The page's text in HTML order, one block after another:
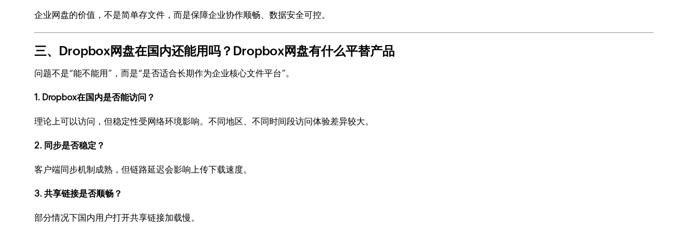
企业网盘的价值，不是简单存文件，而是保障企业协作顺畅、数据安全可控。
三、Dropbox网盘在国内还能用吗？Dropbox网盘有什么平替产品
问题不是“能不能用”，而是“是否适合长期作为企业核心文件平台”。
1. Dropbox在国内是否能访问？
理论上可以访问，但稳定性受网络环境影响。不同地区、不同时间段访问体验差异较大。
2. 同步是否稳定？
客户端同步机制成熟，但链路延迟会影响上传下载速度。
3. 共享链接是否顺畅？
部分情况下国内用户打开共享链接加载慢。